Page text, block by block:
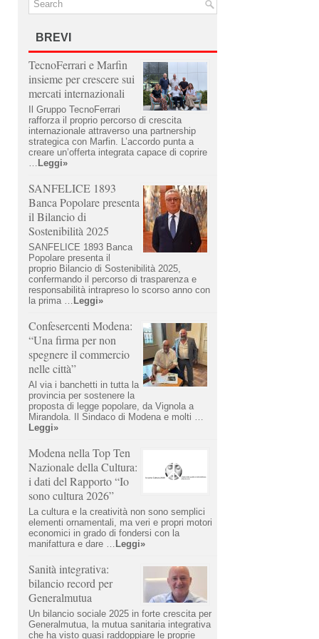
BREVI
TecnoFerrari e Marfin
insieme per crescere sui
mercati internazionali
Il Gruppo TecnoFerrari
rafforza il proprio percorso di crescita
internazionale attraverso una partnership
strategica con Marfin. L’accordo punta a
creare un’offerta integrata capace di coprire
… Leggi»
SANFELICE 1893
Banca Popolare presenta
il Bilancio di
Sostenibilità 2025
SANFELICE 1893 Banca
Popolare presenta il
proprio Bilancio di Sostenibilità 2025,
confermando il percorso di trasparenza e
responsabilità intrapreso lo scorso anno con
la prima … Leggi»
Confesercenti Modena:
“Una firma per non
spegnere il commercio
nelle città”
Al via i banchetti in tutta la
provincia per sostenere la
proposta di legge popolare, da Vignola a
Mirandola. Il Sindaco di Modena e molti …
Leggi»
Modena nella Top Ten
Nazionale della Cultura:
i dati del Rapporto “Io
sono cultura 2026”
La cultura e la creatività non sono semplici
elementi ornamentali, ma veri e propri motori
economici in grado di fondersi con la
manifattura e dare … Leggi»
Sanità integrativa:
bilancio record per
Generalmutua
Un bilancio sociale 2025 in forte crescita per
Generalmutua, la mutua sanitaria integrativa
che ha visto quasi raddoppiare le proprie